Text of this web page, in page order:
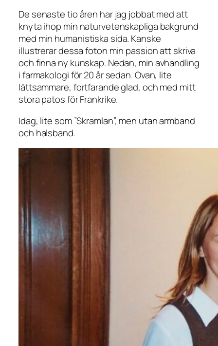
De senaste tio åren har jag jobbat med att
knyta ihop min naturvetenskapliga bakgrund
med min humanistiska sida. Kanske
illustrerar dessa foton min passion att skriva
och finna ny kunskap. Nedan, min avhandling
i farmakologi för 20 år sedan. Ovan, lite
lättsammare, fortfarande glad, och med mitt
stora patos för Frankrike.
Idag, lite som ”Skramlan”, men utan armband
och halsband.